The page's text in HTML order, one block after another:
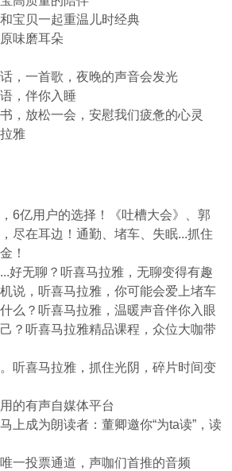
宝贝一起重温儿时经典
味磨耳朵
，一首歌，夜晚的声音会发光
，伴你入睡
，放松一会，安慰我们疲惫的心灵
雅
6亿用户的选择！《吐槽大会》、郭
尽在耳边！通勤、堵车、失眠...抓住
！
好无聊？听喜马拉雅，无聊变得有趣
说，听喜马拉雅，你可能会爱上堵车
么？听喜马拉雅，温暖声音伴你入眼
？听喜马拉雅精品课程，众位大咖带
听喜马拉雅，抓住光阴，碎片时间变
的有声自媒体平台
上成为朗读者：董卿邀你“为ta读”，读
一投票通道，声咖们首推的音频